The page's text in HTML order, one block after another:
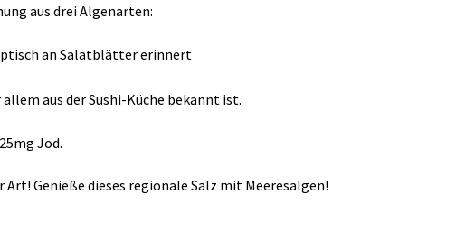
aus drei Algenarten:
an Salatblätter erinnert
aus der Sushi-Küche bekannt ist.
Jod.
Art! Genieße dieses regionale Salz mit Meeresalgen!